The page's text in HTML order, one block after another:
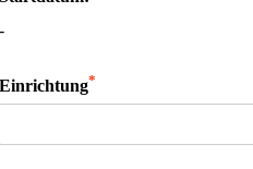
-
Einrichtung*